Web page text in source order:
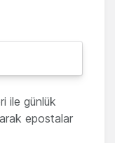
ile günlük
epostalar